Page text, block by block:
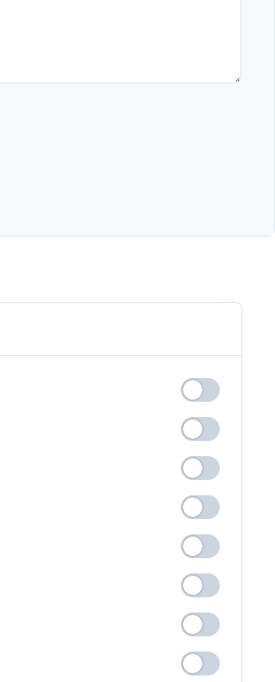
Apartamento
Comercial
Condominio